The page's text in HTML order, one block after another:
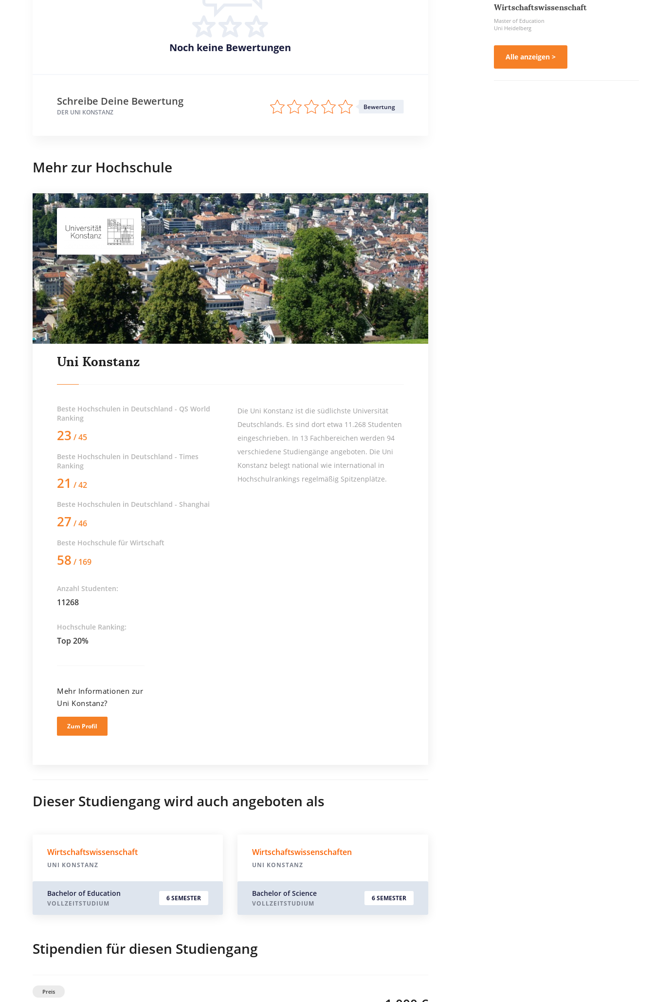
Noch keine Bewertungen
Schreibe Deine Bewertung
DER UNI KONSTANZ
Bewertung
Mehr zur Hochschule
Uni Konstanz
Beste Hochschulen in Deutschland - QS World
Ranking
23 / 45
Beste Hochschulen in Deutschland - Times
Ranking
21 / 42
Beste Hochschulen in Deutschland - Shanghai
27 / 46
Beste Hochschule für Wirtschaft
58 / 169
Anzahl Studenten:
11268
Hochschule Ranking:
Top 20%
Die Uni Konstanz ist die südlichste Universität
Deutschlands. Es sind dort etwa 11.268 Studenten
eingeschrieben. In 13 Fachbereichen werden 94
verschiedene Studiengänge angeboten. Die Uni
Konstanz belegt national wie international in
Hochschulrankings regelmäßig Spitzenplätze.
Mehr Informationen zur
Uni Konstanz?
Zum Profil
Dieser Studiengang wird auch angeboten als
Wirtschaftswissenschaft
UNI KONSTANZ
Bachelor of Education
VOLLZEITSTUDIUM
6 SEMESTER
Wirtschaftswissenschaften
UNI KONSTANZ
Bachelor of Science
VOLLZEITSTUDIUM
6 SEMESTER
Stipendien für diesen Studiengang
Preis
Wirtschaftswissenschaft
Master of Education
Uni Heidelberg
Alle anzeigen >